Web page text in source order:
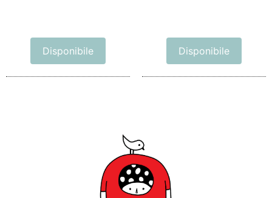
Disponibile Disponibile